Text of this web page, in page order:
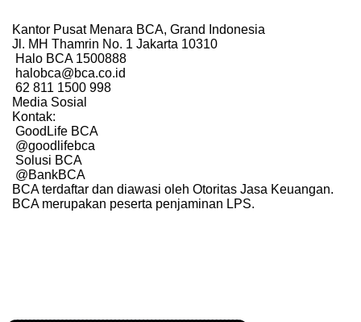
Kantor Pusat Menara BCA, Grand Indonesia
Jl. MH Thamrin No. 1 Jakarta 10310
Halo BCA 1500888
halobca@bca.co.id
62 811 1500 998
Media Sosial
Kontak:
GoodLife BCA
@goodlifebca
Solusi BCA
@BankBCA
BCA terdaftar dan diawasi oleh Otoritas Jasa Keuangan.
BCA merupakan peserta penjaminan LPS.